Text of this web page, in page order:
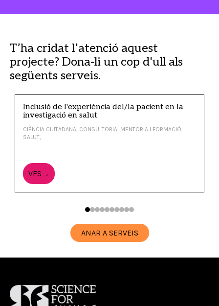
T’ha cridat l’atenció aquest
projecte? Dona-li un cop d'ull als
següents serveis.
Inclusió de l'experiència del/la pacient en la
investigació en salut
CIÈNCIA CIUTADANA, CONSULTORIA, MENTORIA I FORMACIÓ,
SALUT,
VES→
ANAR A SERVEIS